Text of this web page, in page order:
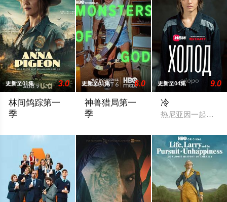
更新至01集 3.0
林间鸽踪第一
季
更新至01集 6.0
神兽猎局第一
季
更新至04集 9.0
冷
热尼亚因一起事故